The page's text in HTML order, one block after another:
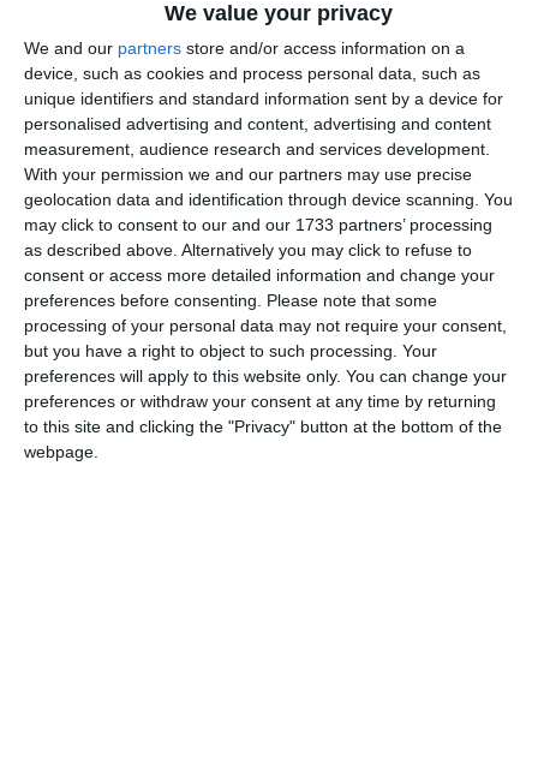
We value your privacy
We and our partners store and/or access information on a
device, such as cookies and process personal data, such as
unique identifiers and standard information sent by a device for
personalised advertising and content, advertising and content
measurement, audience research and services development.
With your permission we and our partners may use precise
geolocation data and identification through device scanning. You
may click to consent to our and our 1733 partners’ processing
as described above. Alternatively you may click to refuse to
consent or access more detailed information and change your
preferences before consenting. Please note that some
processing of your personal data may not require your consent,
but you have a right to object to such processing. Your
preferences will apply to this website only. You can change your
preferences or withdraw your consent at any time by returning
to this site and clicking the "Privacy" button at the bottom of the
webpage.
Asistenţă Socială şi Protecţia Copilului Constanța și ai
consilierilor școlari din cadrul Centrului Județean de
Resurse și Asistență Educațională Constanța. Fiecare
instituție a prezentat direcțiile de acțiune conform
atribuțiilor instituționale și modalitățile de
îmbunătățire a colaborării interinstituționale în
gestionarea cazurilor de violență.
S-a transmis către toate unitățile de învățământ
preuniversitar din județul Constanța, solicitarea de
afișare la avizierul școlii și în alte locuri vizibile din
școală, a materialelor vizuale de informare prevăzute
în Proceduraprivind managementul cazurilor de
violenţăasupra
antepreşcolarilor/preşcolarilor/elevilor şi
personalului unităţii de învăţământ, precum şi al altor
situaţii corelate în mediul şcolar şi al suspiciunii de